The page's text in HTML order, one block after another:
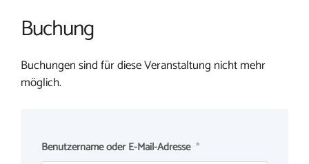
Buchung
Buchungen sind für diese Veranstaltung nicht mehr
möglich.
Benutzername oder E-Mail-Adresse *